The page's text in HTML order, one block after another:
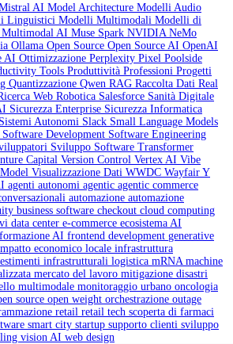
AI Model Architecture Modelli Audio
Linguistici Modelli Multimodali Modelli di
Multimodal AI Muse Spark NVIDIA NeMo
Ollama Open Source Open Source AI OpenAI
AI Ottimizzazione Perplexity Pixel Poolside
Tools Produttività Professioni Progetti
Quantizzazione Qwen RAG Raccolta Dati Real
Web Robotica Salesforce Sanità Digitale
Sicurezza Enterprise Sicurezza Informatica
Sistemi Autonomi Slack Small Language Models
Software Development Software Engineering
Sviluppo Software Transformer
Capital Version Control Vertex AI Vibe
Visualizzazione Dati WWDC Wayfair Y
agenti autonomi agentic agentic commerce
automazione automazione
business software checkout cloud computing
data center e-commerce ecosistema AI
formazione AI frontend development generative
economico locale infrastruttura
infrastrutturali logistica mRNA machine
mercato del lavoro mitigazione disastri
multimodale monitoraggio urbano oncologia
source open weight orchestrazione outage
retail retail tech scoperta di farmaci
smart city startup supporto clienti sviluppo
vision AI web design